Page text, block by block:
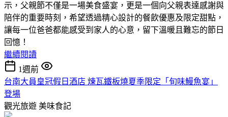
示，父親節不僅是一場美食盛宴，更是一個向父親表達感謝與
陪伴的重要時刻，希望透過精心設計的餐飲優惠及限定甜點，
讓每一位爸爸都能感受到家人的心意，留下溫暖且難忘的節日
回憶！
繼續閱讀
1週前
台南大員皇冠假日酒店 煉瓦鐵板燒夏季限定「旬味鰻魚宴」
登場
觀光旅遊 美味食記